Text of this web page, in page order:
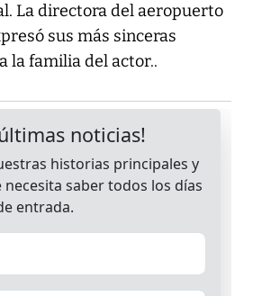
La directora del aeropuerto
sus más sinceras
la familia del actor..